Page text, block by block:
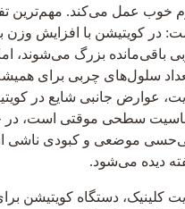
خوب عمل می‌کند. مهم‌ترین
در کویتیشن با افزایش وزن
باقی‌مانده بزرگ می‌شوند،
تعداد سلول‌های چربی برای
عوارض جانبی شایع در
سطحی موقتی است، در
بی‌حسی موضعی و کبودی ناشی
کلینیک، دستگاه کویتیشن